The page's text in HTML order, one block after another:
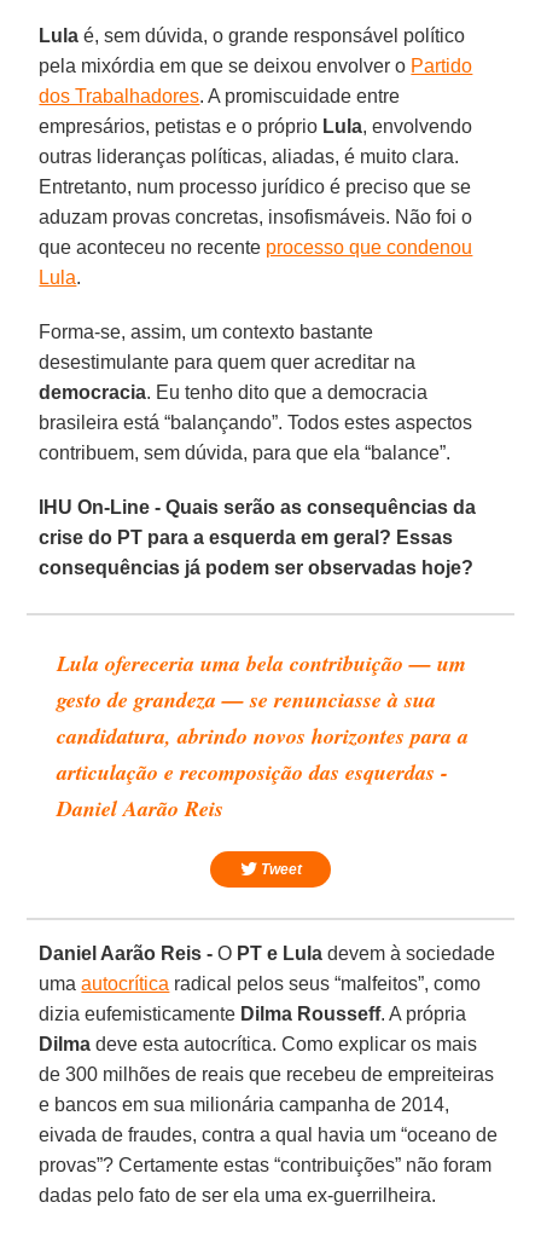
Lula é, sem dúvida, o grande responsável político
pela mixórdia em que se deixou envolver o Partido
dos Trabalhadores. A promiscuidade entre
empresários, petistas e o próprio Lula, envolvendo
outras lideranças políticas, aliadas, é muito clara.
Entretanto, num processo jurídico é preciso que se
aduzam provas concretas, insofismáveis. Não foi o
que aconteceu no recente processo que condenou
Lula.
Forma-se, assim, um contexto bastante
desestimulante para quem quer acreditar na
democracia. Eu tenho dito que a democracia
brasileira está “balançando”. Todos estes aspectos
contribuem, sem dúvida, para que ela “balance”.
IHU On-Line - Quais serão as consequências da
crise do PT para a esquerda em geral? Essas
consequências já podem ser observadas hoje?
Lula ofereceria uma bela contribuição — um
gesto de grandeza — se renunciasse à sua
candidatura, abrindo novos horizontes para a
articulação e recomposição das esquerdas -
Daniel Aarão Reis
Tweet
Daniel Aarão Reis - O PT e Lula devem à sociedade
umaautocrítica radical pelos seus “malfeitos”, como
dizia eufemisticamente Dilma Rousseff. A própria
Dilma deve esta autocrítica. Como explicar os mais
de 300 milhões de reais que recebeu de empreiteiras
e bancos em sua milionária campanha de 2014,
eivada de fraudes, contra a qual havia um “oceano de
provas”? Certamente estas “contribuições” não foram
dadas pelo fato de ser ela uma ex-guerrilheira.